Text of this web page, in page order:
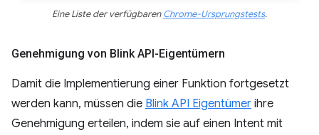
Eine Liste der verfügbarenChrome-Ursprungstests.
Genehmigung von Blink API-Eigentümern
Damit die Implementierung einer Funktion fortgesetzt
werden kann, müssen die Blink API Eigentümer ihre
Genehmigung erteilen, indem sie auf einen Intent mit